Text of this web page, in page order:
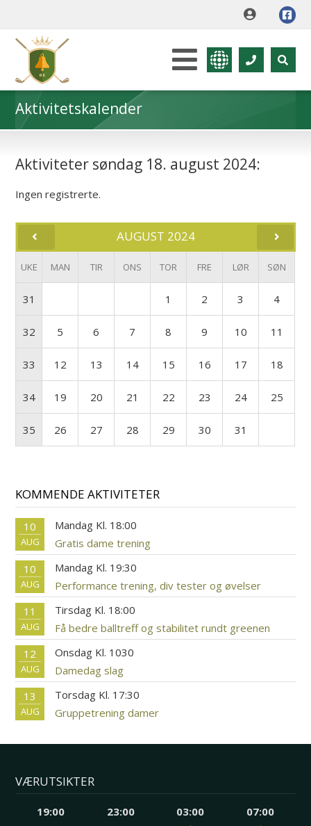
Aktivitetskalender
Aktiviteter søndag 18. august 2024:
Ingen registrerte.
AUGUST 2024
UKE MAN TIR ONS TOR FRE LØR SØN
31 1 2 3 4
32 5 6 7 8 9 10 11
33 12 13 14 15 16 17 18
34 19 20 21 22 23 24 25
35 26 27 28 29 30 31
KOMMENDE AKTIVITETER
10
AUG
Mandag Kl. 18:00
Gratis dame trening
10
AUG
Mandag Kl. 19:30
Performance trening, div tester og øvelser
11
AUG
Tirsdag Kl. 18:00
Få bedre balltreff og stabilitet rundt greenen
12
AUG
Onsdag Kl. 1030
Damedag slag
13
AUG
Torsdag Kl. 17:30
Gruppetrening damer
VÆRUTSIKTER
19:00 23:00 03:00 07:00